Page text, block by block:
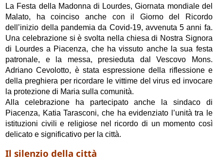
La Festa della Madonna di Lourdes, Giornata mondiale del
Malato, ha coinciso anche con il Giorno del Ricordo
dell’inizio della pandemia da Covid-19, avvenuta 5 anni fa.
Una celebrazione si è svolta nella chiesa di Nostra Signora
di Lourdes a Piacenza, che ha vissuto anche la sua festa
patronale, e la messa, presieduta dal Vescovo Mons.
Adriano Cevolotto, è stata espressione della riflessione e
della preghiera per ricordare le vittime del virus ed invocare
la protezione di Maria sulla comunità.
Alla celebrazione ha partecipato anche la sindaco di
Piacenza, Katia Tarasconi, che ha evidenziato l’unità tra le
istituzioni civili e religiose nel ricordo di un momento così
delicato e significativo per la città.
Il silenzio della città